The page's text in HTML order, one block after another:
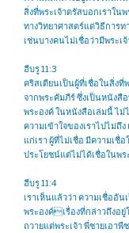
สิ่งที่พระเจ้าตรัสบอกเราใน
ทางวิทยาศาสตร์แต่วิธีการ
เช่นบางคนไม่เชื่อว่ามีพระเ
ฮีบรู 11:3
คริสเตียนเป็นผู้ที่เชื่อในสิ่งที่
จากพระคัมภีร์ ซึ่งเป็นหนังสื
พระองค์ ในหนังสือเล่มนี้ ไม่
ความเข้าใจของเราไปไม่ถึ
แก่เรา ผู้ที่ไม่เชื่อ มีความเชื่
ประโยชน์แต่ไม่ได้เชื่อในพร
ฮีบรู 11:4
เราเห็นแล้วว่า ความเชื่ออั
พระองค์​เรื่องที่กล่าวถึงอ
ถวายแต่พระเจ้า พี่ชายเอา